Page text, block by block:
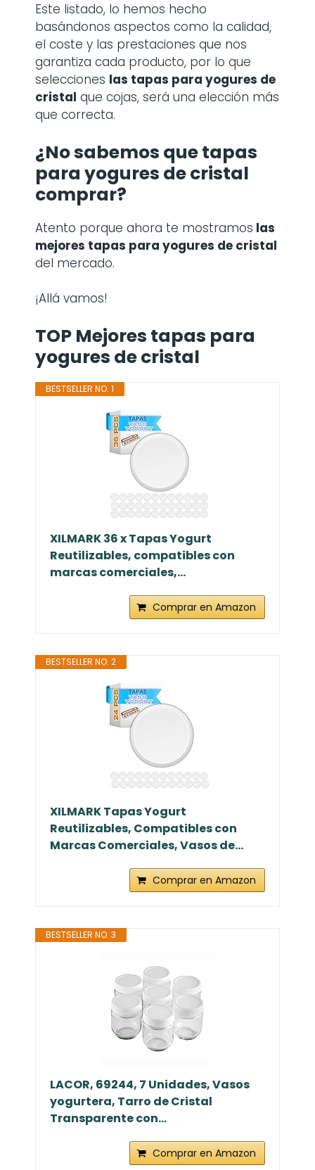
Este listado, lo hemos hecho
basándonos aspectos como la calidad,
el coste y las prestaciones que nos
garantiza cada producto, por lo que
selecciones las tapas para yogures de
cristal que cojas, será una elección más
que correcta.
¿No sabemos que tapas
para yogures de cristal
comprar?
Atento porque ahora te mostramos las
mejores tapas para yogures de cristal
del mercado.
¡Allá vamos!
TOP Mejores tapas para
yogures de cristal
BESTSELLER NO. 1
XILMARK 36 x Tapas Yogurt
Reutilizables, compatibles con
marcas comerciales,...
Comprar en Amazon
BESTSELLER NO. 2
XILMARK Tapas Yogurt
Reutilizables, Compatibles con
Marcas Comerciales, Vasos de...
Comprar en Amazon
BESTSELLER NO. 3
LACOR, 69244, 7 Unidades, Vasos
yogurtera, Tarro de Cristal
Transparente con...
Comprar en Amazon